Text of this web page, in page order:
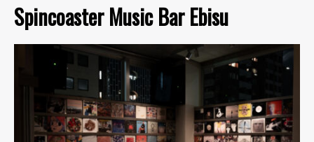
Spincoaster Music Bar Ebisu